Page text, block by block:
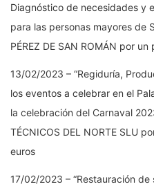
Diagnóstico de necesidades y
para las personas mayores de
PÉREZ DE SAN ROMÁN por
13/02/2023 – “Regiduría,
los eventos a celebrar en el
la celebración del Carnaval
TÉCNICOS DEL NORTE SLU
euros
17/02/2023 – “Restauración